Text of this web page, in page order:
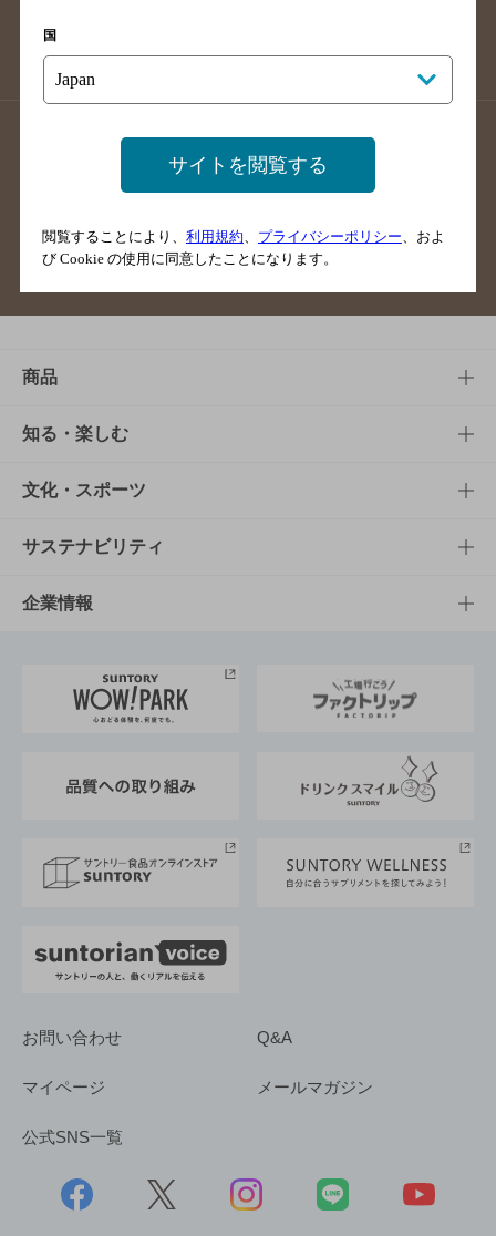
沖縄県のバー検索
店舗登録方法のご案内
店舗情報更新方法のご案内
掲載店舗様ログイン
ご意見・ご感想
商品
商品TOP
商品一覧
商品発売情報
栄養成分一覧
知る・楽しむ
知る・楽しむTOP
キャンペーン
工場見学
地域情報
文化・スポーツ
文化・スポーツTOP
サントリーホール
サントリーサンバーズ大阪
サステナビリティ
サステナビリティTOP
サントリーが考えるサステナビリティ経営
企業情報
企業概要
採用情報
お問い合わせ Q&A
マイページ メールマガジン
公式SNS一覧
国
サイトを閲覧する
閲覧することにより、 利用規約 プライバシーポリシー 、およ
び Cookie の使用に同意したことになります。